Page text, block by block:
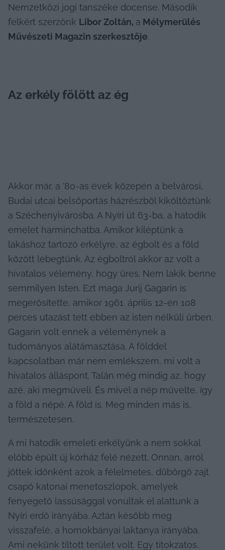
Nemzetközi jogi tanszéke docense. Második
felkért szerzőnk Libor Zoltán, a Mélymerülés
Művészeti Magazin szerkesztője.
Az erkély fölött az ég
Akkor már, a ’80-as évek közepén a belvárosi,
Budai utcai belsőportás házrészből kiköltöztünk
a Széchenyivárosba. A Nyíri út 63-ba, a hatodik
emelet harminchatba. Amikor kiléptünk a
lakáshoz tartozó erkélyre, az égbolt és a föld
között lebegtünk. Az égboltról akkor az volt a
hivatalos vélemény, hogy üres. Nem lakik benne
semmilyen Isten. Ezt maga Jurij Gagarin is
megerősítette, amikor 1961. április 12-én 108
perces utazást tett ebben az isten nélküli űrben.
Gagarin volt ennek a véleménynek a
tudományos alátámasztása. A földdel
kapcsolatban már nem emlékszem, mi volt a
hivatalos álláspont. Talán még mindig az, hogy
azé, aki megműveli. És mivel a nép művelte, így
a föld a népé. A föld is. Meg minden más is,
természetesen.
A mi hatodik emeleti erkélyünk a nem sokkal
előbb épült új kórház felé nézett. Onnan, arról
jöttek időnként azok a félelmetes, dübörgő zajt
csapó katonai menetoszlopok, amelyek
fenyegető lassúsággal vonultak el alattunk a
Nyíri erdő irányába. Aztán később meg
visszafelé, a homokbányai laktanya irányába.
Ami nekünk tiltott terület volt. Egy titokzatos,